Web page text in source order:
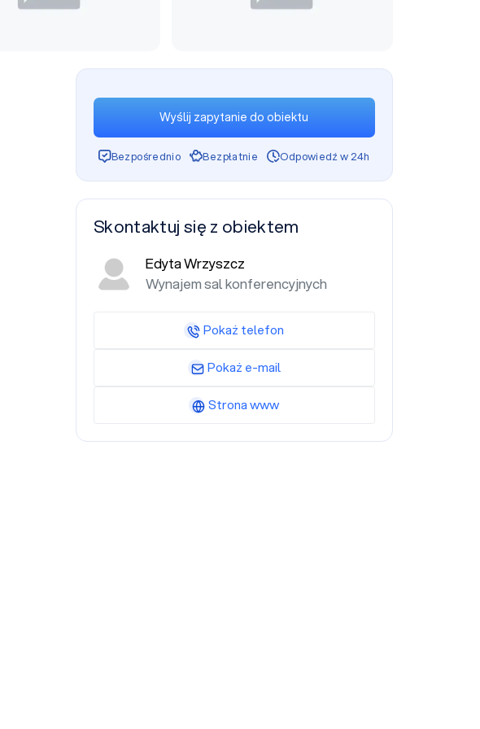
Wyślij zapytanie do obiektu
Bezpośrednio Bezpłatnie Odpowiedź w 24h
Skontaktuj się z obiektem
Edyta Wrzyszcz
Wynajem sal konferencyjnych
Pokaż telefon
Pokaż e-mail
Strona www